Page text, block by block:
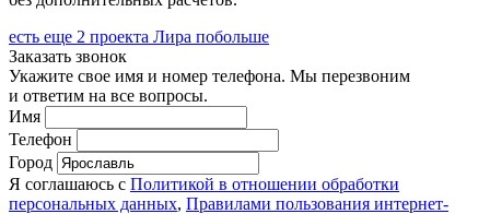
есть еще 2 проекта Лира побольше
Заказать звонок
Укажите свое имя и номер телефона. Мы перезвоним
и ответим на все вопросы.
Имя
Телефон
Город
Я соглашаюсь с Политикой в отношении обработки
персональных данных, Правилами пользования интернет-